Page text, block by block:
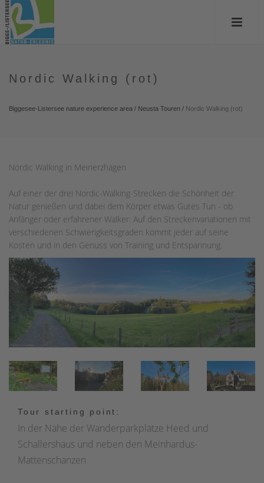
Nordic Walking (rot)
Biggesee-Listersee nature experience area / Neusta Touren / Nordic Walking (rot)
Nordic Walking in Meinerzhagen
Auf einer der drei Nordic-Walking-Strecken die Schönheit der
Natur genießen und dabei dem Körper etwas Gutes Tun - ob
Anfänger oder erfahrener Walker: Auf den Streckenvariationen mit
verschiedenen Schwierigkeitsgraden kommt jeder auf seine
Kosten und in den Genuss von Training und Entspannung.
Tour starting point:
In der Nähe der Wanderparkplätze Heed und
Schallershaus und neben den Meinhardus-
Mattenschanzen